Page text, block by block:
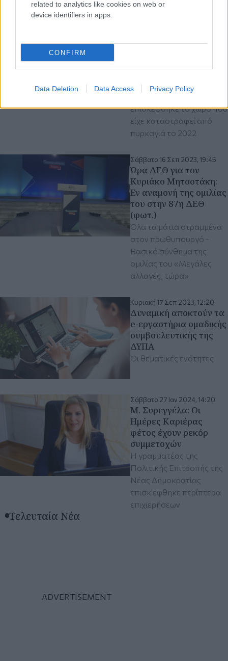
related to analytics like cookies on web or
device identifiers in apps.
CONFIRM
Data Deletion Data Access Privacy Policy
Θεσσαλονίκη - Κυρ.
«Παπανικολάου»
(βίντεο)
επισκέφθηκε το χώρο που
είχε καταστραφεί από
πυρκαγιά το 2022
Σάββατο 16 Σεπ 2023, 19:45
Ώρα ΔΕΘ για τον
Κυριάκο Μητσοτάκη:
Εν αναμονή της ομιλίας
του στην 87η ΔΕΘ
(φωτ.)
Όλα τα μάτια στραμμένα
στον πρωθυπουργό -
Βασικό σύνθημα της
ομιλίας του «Μεγάλες
αλλαγές, τώρα»
Κυριακή 17 Σεπ 2023, 12:20
Δυναμική αποκτούν τα
e-εργαστήρια ομαδικής
συμβουλευτικής της
ΔΥΠΑ
Οι θεματικές ενότητες
Σάββατο 27 Ιαν 2024, 14:20
Μ. Συρεγγέλα: Οι
Ημέρες Καριέρας
φέτος έχουν ρεκόρ
συμμετοχών
Η γραμματέας της
Πολιτικής Επιτροπής της
Νέας Δημοκρατίας
επισκ'εφθηκε περίπτερα
επιχιερήσεων
Τελευταία Νέα